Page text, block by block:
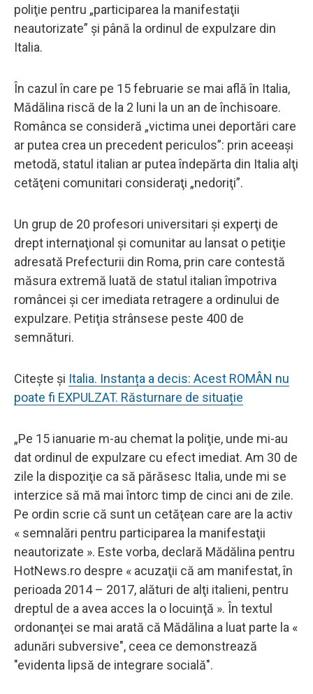
poliţie pentru „participarea la manifestaţii
neautorizate” şi până la ordinul de expulzare din
Italia.
În cazul în care pe 15 februarie se mai află în Italia,
Mădălina riscă de la 2 luni la un an de închisoare.
Românca se consideră „victima unei deportări care
ar putea crea un precedent periculos”: prin aceeaşi
metodă, statul italian ar putea îndepărta din Italia alţi
cetăţeni comunitari consideraţi „nedoriţi”.
Un grup de 20 profesori universitari şi experţi de
drept internaţional şi comunitar au lansat o petiţie
adresată Prefecturii din Roma, prin care contestă
măsura extremă luată de statul italian împotriva
româncei şi cer imediata retragere a ordinului de
expulzare. Petiţia strânsese peste 400 de
semnături.
Citește și Italia. Instanța a decis: Acest ROMÂN nu
poate fi EXPULZAT. Răsturnare de situație
„Pe 15 ianuarie m-au chemat la poliţie, unde mi-au
dat ordinul de expulzare cu efect imediat. Am 30 de
zile la dispoziţie ca să părăsesc Italia, unde mi se
interzice să mă mai întorc timp de cinci ani de zile.
Pe ordin scrie că sunt un cetăţean care are la activ
« semnalări pentru participarea la manifestaţii
neautorizate ». Este vorba, declară Mădălina pentru
HotNews.ro despre « acuzaţii că am manifestat, în
perioada 2014 – 2017, alături de alţi italieni, pentru
dreptul de a avea acces la o locuinţă ». În textul
ordonanţei se mai arată că Mădălina a luat parte la «
adunări subversive", ceea ce demonstrează
"evidenta lipsă de integrare socială".